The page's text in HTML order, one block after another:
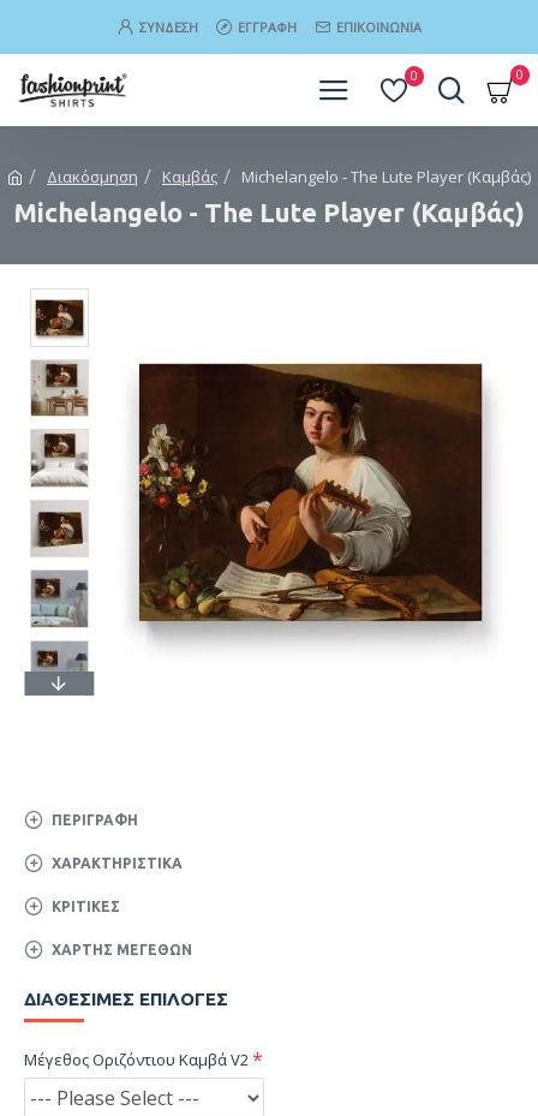
ΣΎΝΔΕΣΗ ΕΓΓΡΑΦΉ ΕΠΙΚΟΙΝΩΝΊΑ
0 0
Διακόσµηση Καµβάς Michelangelo - The Lute Player (Καμβάς)
Michelangelo - The Lute Player (Καμβάς)
ΠΕΡΙΓΡΑΦΉ
ΧΑΡΑΚΤΗΡΙΣΤΙΚΆ
ΚΡΙΤΙΚΈΣ
ΧΆΡΤΗΣ ΜΕΓΕΘΏΝ
ΔΙΑΘΈΣΙΜΕΣ ΕΠΙΛΟΓΈΣ
Μέγεθος Οριζόντιου Καμβά V2